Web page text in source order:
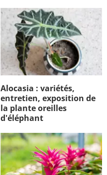
Alocasia : variétés,
entretien, exposition de
la plante oreilles
d'éléphant